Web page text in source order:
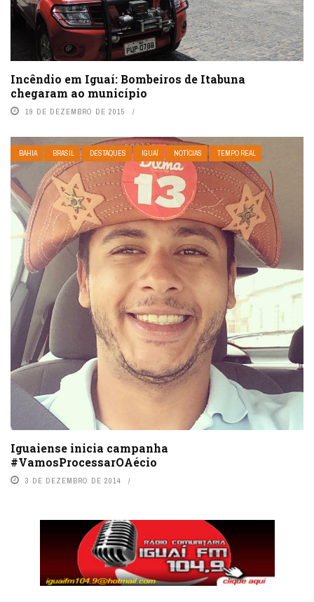
Incêndio em Iguaí: Bombeiros de Itabuna
chegaram ao município
19 DE DEZEMBRO DE 2015
BAHIA BRASIL DESTAQUES IGUAÍ NOTÍCIAS TEMPO REAL
Iguaiense inicia campanha
#VamosProcessarOAécio
3 DE DEZEMBRO DE 2014